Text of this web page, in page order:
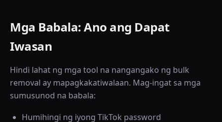
Mga Babala: Ano ang Dapat
Iwasan
Hindi lahat ng mga tool na nangangako ng bulk
removal ay mapagkakatiwalaan. Mag-ingat sa mga
sumusunod na babala:
Humihingi ng iyong TikTok password